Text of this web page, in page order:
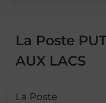
La Poste
AUX LACS
La Poste